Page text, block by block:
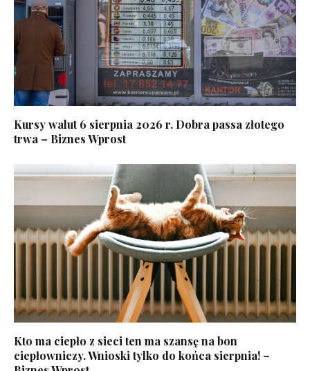
Kursy walut 6 sierpnia 2026 r. Dobra passa złotego
trwa – Biznes Wprost
Kto ma ciepło z sieci ten ma szansę na bon
ciepłowniczy. Wnioski tylko do końca sierpnia! –